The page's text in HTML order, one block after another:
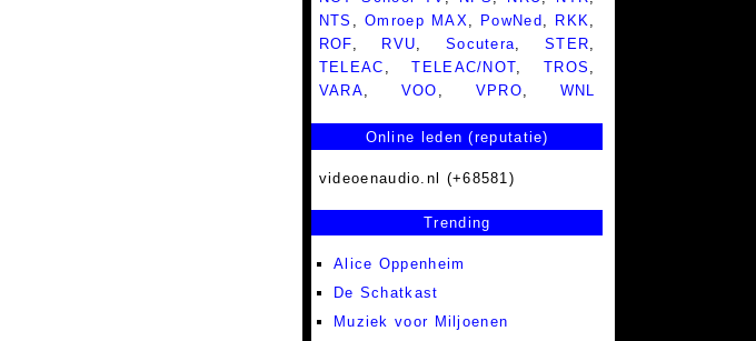
NTS ,Omroep MAX, PowNed , RKK,
ROF, RVU, Socutera,STER,
TELEAC ,TELEAC/NOT,TROS ,
VARA, VOO , VPRO, WNL
Online leden (reputatie)
videoenaudio.nl (+68581)
Trending
Alice Oppenheim
De Schatkast
Muziek voor Miljoenen